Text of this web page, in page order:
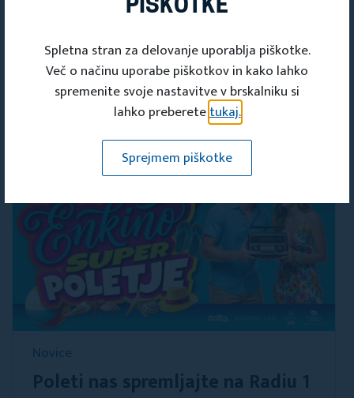
Novice
Kje so naše komisije?
Novice
Poleti nas spremljajte na Radiu 1
PIŠKOTKE
Spletna stran za delovanje uporablja piškotke.
Več o načinu uporabe piškotkov in kako lahko
spremenite svoje nastavitve v brskalniku si
lahko preberetetukaj.
Sprejmem piškotke